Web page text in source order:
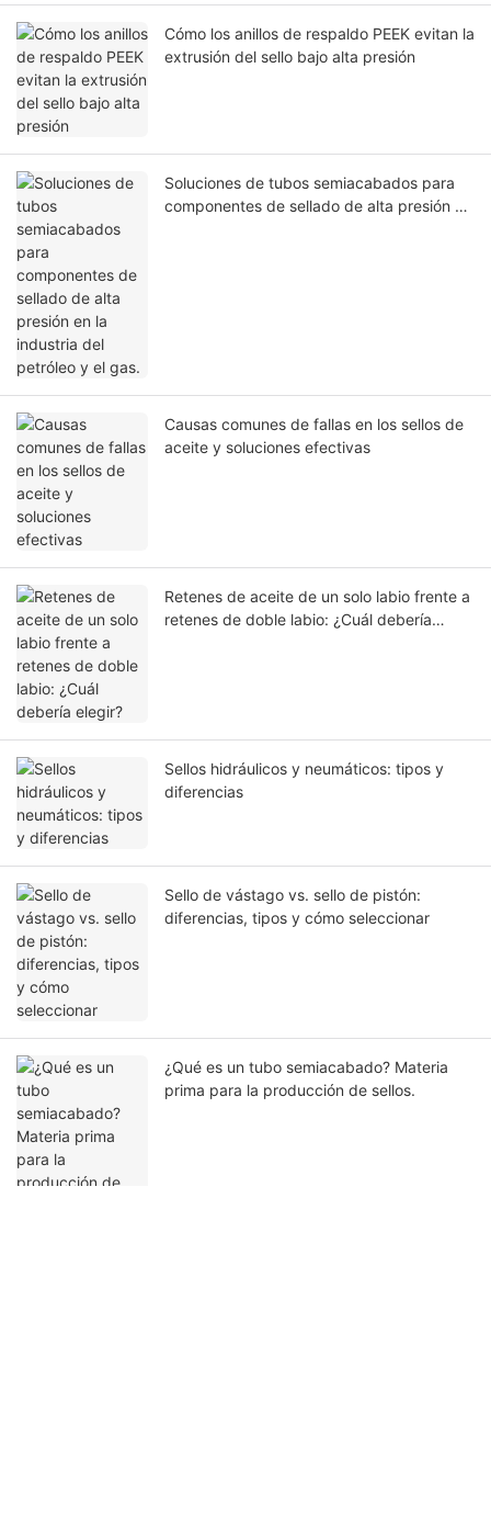
Cómo los anillos de respaldo PEEK evitan la
extrusión del sello bajo alta presión
Soluciones de tubos semiacabados para
componentes de sellado de alta presión en
Causas comunes de fallas en los sellos de
aceite y soluciones efectivas
Retenes de aceite de un solo labio frente a
retenes de doble labio: ¿Cuál debería
Sellos hidráulicos y neumáticos: tipos y
diferencias
Sello de vástago vs. sello de pistón:
diferencias, tipos y cómo seleccionar
¿Qué es un tubo semiacabado? Materia
prima para la producción de sellos.